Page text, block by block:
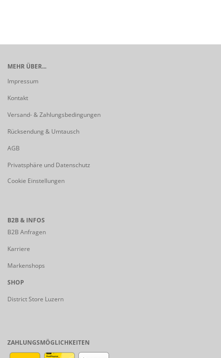
MEHR ÜBER...
Impressum
Kontakt
Versand- & Zahlungsbedingungen
Rücksendung & Umtausch
AGB
Privatsphäre und Datenschutz
Cookie Einstellungen
B2B & INFOS
B2B Anfragen
Karriere
Markenshops
SHOP
District Store Luzern
ZAHLUNGSMÖGLICHKEITEN